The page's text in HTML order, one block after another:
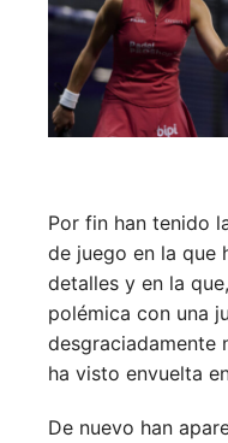
Por fin han tenido
de juego en la que
detalles y en la
polémica con una
desgraciadamente
ha visto envuelta
De nuevo han